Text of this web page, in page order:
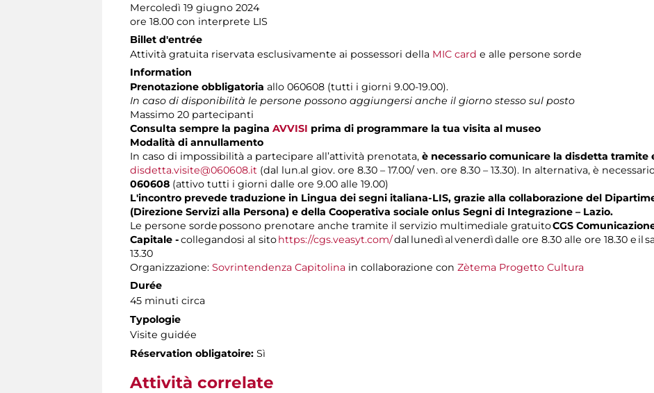
Mercoledì 19 giugno 2024
ore 18.00 con interprete LIS
Billet d'entrée
Attività gratuita riservata esclusivamente ai possessori della MIC card e alle persone sorde
Information
Prenotazione obbligatoria allo 060608 (tutti i giorni 9.00-19.00).
In caso di disponibilità le persone possono aggiungersi anche il giorno stesso sul posto
Massimo 20 partecipanti
Consulta sempre la pagina AVVISI prima di programmare la tua visita al museo
Modalità di annullamento
In caso di impossibilità a partecipare all’attività prenotata, è necessario comunicare la disdetta tramite
disdetta.visite@060608.it (dal lun.al giov. ore 8.30 – 17.00/ ven. ore 8.30 – 13.30). In alternativa, è
060608 (attivo tutti i giorni dalle ore 9.00 alle 19.00)
L'incontro prevede traduzione in Lingua dei segni italiana-LIS, grazie alla collaborazione del
(Direzione Servizi alla Persona) e della Cooperativa sociale onlus Segni di Integrazione – Lazio.
Le persone sorde possono prenotare anche tramite il servizio multimediale gratuitoCGS
Capitale -collegandosi al sitohttps://cgs.veasyt.com/dal lunedì al venerdì dalle ore 8.30 alle ore 18.30 e il
13.30
Organizzazione: Sovrintendenza Capitolina in collaborazione con Zètema Progetto Cultura
Durée
45 minuti circa
Typologie
Visite guidée
Réservation obligatoire: Sì
Attività correlate